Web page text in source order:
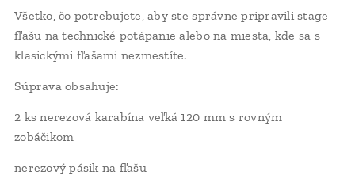
Všetko, čo potrebujete, aby ste správne pripravili stage
fľašu na technické potápanie alebo na miesta, kde sa s
klasickými fľašami nezmestíte.
Súprava obsahuje:
2 ks nerezová karabína veľká 120 mm s rovným
zobáčikom
nerezový pásik na fľašu